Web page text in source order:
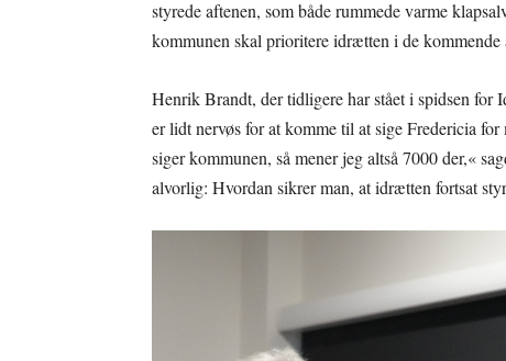
styrede aftenen, som både rummede varme
kommunen skal prioritere idrætten i de
Henrik Brandt, der tidligere har stået i spidsen
er lidt nervøs for at komme til at sige Fredericia
siger kommunen, så mener jeg altså 7000 der,«
alvorlig: Hvordan sikrer man, at idrætten fortsat